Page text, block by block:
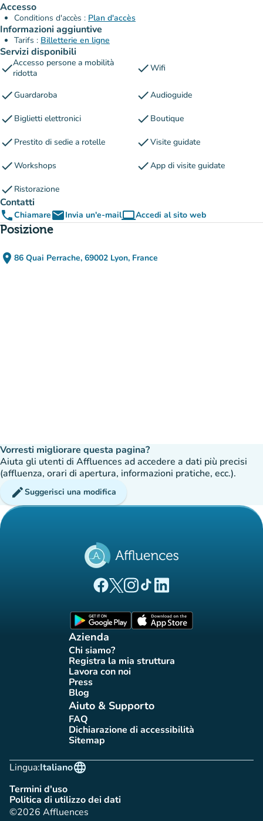
Accesso
Conditions d'accès : Plan d'accès
Informazioni aggiuntive
Tarifs : Billetterie en ligne
Servizi disponibili
checkAccesso persone a mobilità
ridotta
checkWifi
checkGuardaroba checkAudioguide
check Biglietti elettronici check Boutique
check Prestito di sedie a rotelle checkVisite guidate
checkWorkshops checkApp di visite guidate
check Ristorazione
Contatti
phoneChiamareemailInvia un'e-mailcomputerAccedi al sito web
(nuova scheda)
Posizione
place 86 Quai Perrache, 69002 Lyon, France
(apri in Google Maps)
(nuova scheda)
Vorresti migliorare questa pagina?
Aiuta gli utenti di Affluences ad accedere a dati più precisi
(affluenza, orari di apertura, informazioni pratiche, ecc.).
editSuggerisci una modifica
(nuova scheda)
(nuova scheda)
(nuova scheda)
(nuova scheda)
(nuova scheda)
Azienda
Chi siamo?(nuova scheda)
Registra la mia struttura
(nuova scheda)
Lavora con noi
(nuova scheda)
Press(nuova scheda)
Blog(nuova scheda)
Aiuto & Supporto
FAQ(nuova scheda)
Dichiarazione di accessibilità
(nuova scheda)
Sitemap(nuova scheda)
Lingua:
language
Italiano
Termini d'uso(nuova scheda)
Politica di utilizzo dei dati
(nuova scheda)
©2026 Affluences